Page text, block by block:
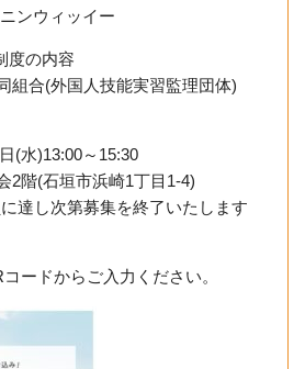
ンウィッイー
度の内容
組合(外国人技能実習監理団体)
(水)13:00～15:30
2階(石垣市浜崎1丁目1-4)
達し次第募集を終了いたします
ードからご入力ください。